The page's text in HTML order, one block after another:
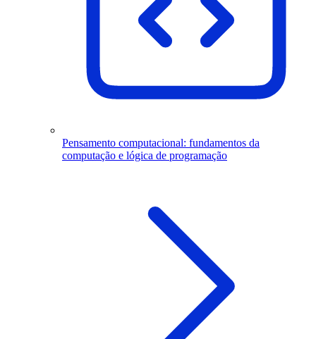
Pensamento computacional: fundamentos da
computação e lógica de programação